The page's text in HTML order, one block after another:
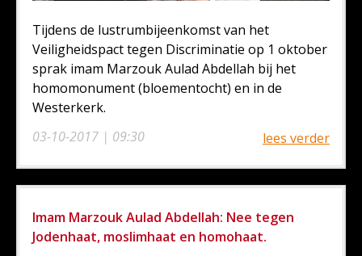
03-10-2017 | 09:30
Tijdens de lustrumbijeenkomst van het
Veiligheidspact tegen Discriminatie op 1 oktober
sprak imam Marzouk Aulad Abdellah bij het
homomonument (bloementocht) en in de
Westerkerk.
lees verder
Imam Marzouk Aulad Abdellah: Nee tegen
Jodenhaat, moslimhaat en homohaat.